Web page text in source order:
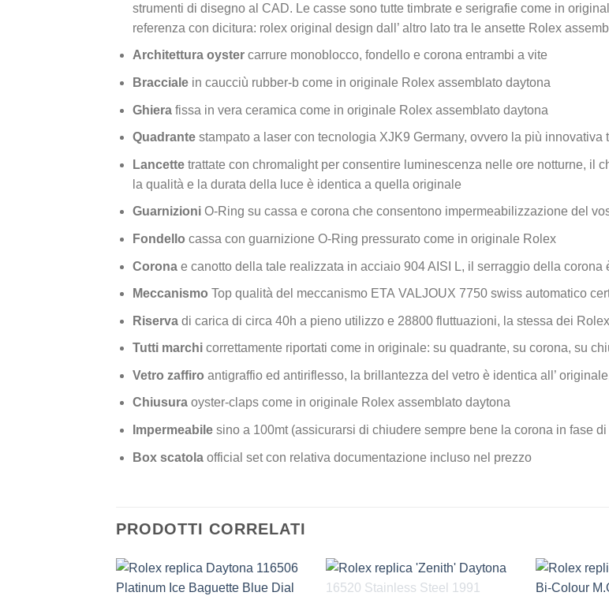
strumenti di disegno al CAD. Le casse sono tutte timbrate e serigrafie come in
referenza con dicitura: rolex original design dall’ altro lato tra le ansette Rolex
Architettura oyster carrure monoblocco, fondello e corona entrambi a vite
Braccialein caucciù rubber-b come in originale Rolex assemblato daytona
Ghierafissa in vera ceramica come in originale Rolex assemblato daytona
Quadrantestampato a laser con tecnologia XJK9 Germany, ovvero la più innovativa
Lancettetrattate con chromalight per consentire luminescenza nelle ore notturne, il
la qualità e la durata della luce è identica a quella originale
GuarnizioniO-Ring su cassa e corona che consentono impermeabilizzazione del
Fondello cassa con guarnizione O-Ring pressurato come in originale Rolex
Coronae canotto della tale realizzata in acciaio 904 AISI L, il serraggio della corona
Meccanismo Top qualità del meccanismo ETA VALJOUX 7750 swiss automatico
Riservadi carica di circa 40h a pieno utilizzo e 28800 fluttuazioni, la stessa dei
Tutti marchi correttamente riportati come in originale: su quadrante, su corona, su
Vetro zaffiro antigraffio ed antiriflesso, la brillantezza del vetro è identica all’
Chiusuraoyster-claps come in originale Rolex assemblato daytona
Impermeabilesino a 100mt (assicurarsi di chiudere sempre bene la corona in fase di
Box scatolaofficial set con relativa documentazione incluso nel prezzo
PRODOTTI CORRELATI